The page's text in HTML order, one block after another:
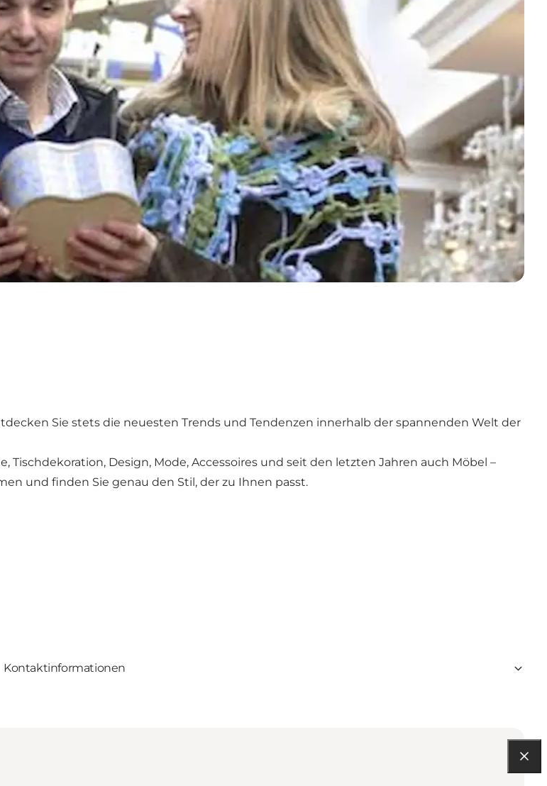
Sie stets die neuesten Trends und Tendenzen innerhalb der spannenden Welt der
Design, Mode, Accessoires und seit den letzten Jahren auch Möbel –
und finden Sie genau den Stil, der zu Ihnen passt.
Kontaktinformationen